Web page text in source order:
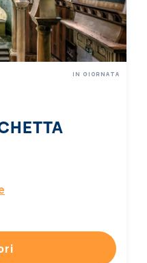
IN GIORNATA